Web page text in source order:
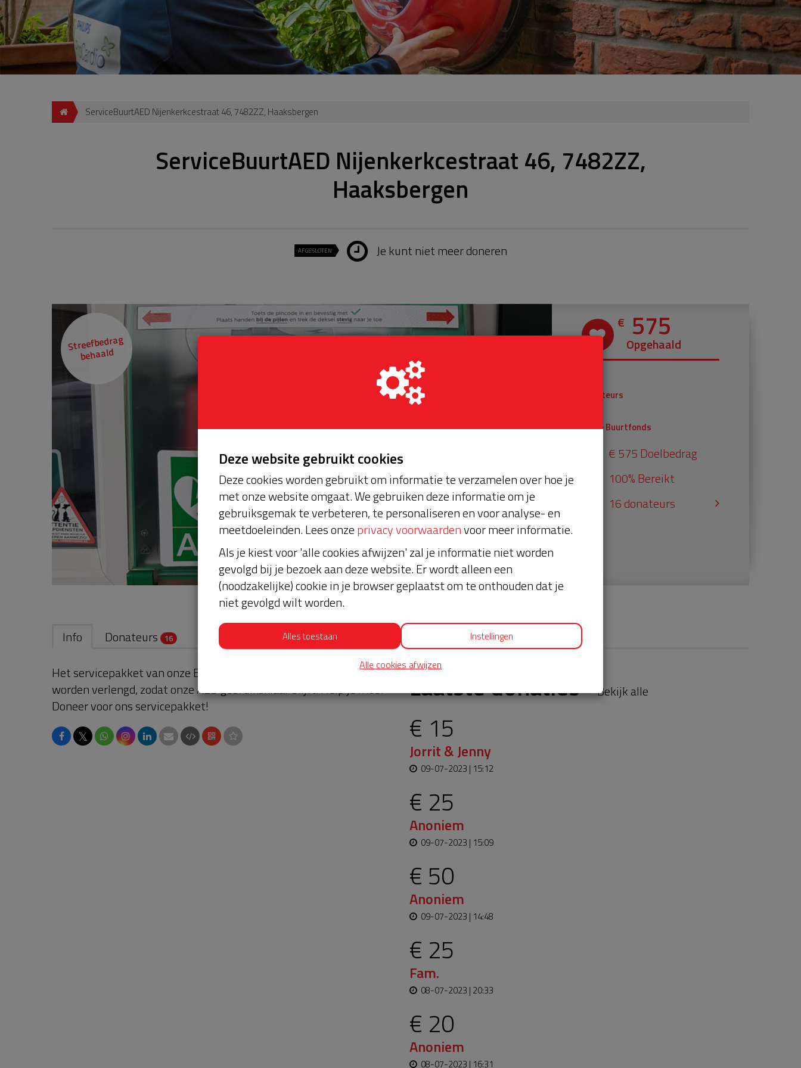
ServiceBuurtAED Nijenkerkcestraat 46, 7482ZZ, Haaksbergen
ServiceBuurtAED Nijenkerkcestraat 46, 7482ZZ,
Haaksbergen
AFGESLOTEN Je kunt niet meer doneren
Streefbedrag
behaald
€ 575
Opgehaald
Donateurs
Univé Buurtfonds
€ 575 Doelbedrag
100% Bereikt
16 donateurs
Info Donateurs 16
Het servicepakket van onze BuurtAED verloopt bijna en moet
worden verlengd, zodat onze AED gebruiksklaar blijft. Help je mee?
Doneer voor ons servicepakket!
𝕏
Laatste donaties Bekijk alle
€ 15
Jorrit & Jenny
09-07-2023 | 15:12
€ 25
Anoniem
09-07-2023 | 15:09
€ 50
Anoniem
09-07-2023 | 14:48
€ 25
Fam.
08-07-2023 | 20:33
€ 20
Anoniem
08-07-2023 | 16:31
Deze website gebruikt cookies
Deze cookies worden gebruikt om informatie te verzamelen over hoe je
met onze website omgaat. We gebruiken deze informatie om je
gebruiksgemak te verbeteren, te personaliseren en voor analyse- en
meetdoeleinden. Lees onzeprivacy voorwaardenvoor meer informatie.
Als je kiest voor 'alle cookies afwijzen' zal je informatie niet worden
gevolgd bij je bezoek aan deze website. Er wordt alleen een
(noodzakelijke) cookie in je browser geplaatst om te onthouden dat je
niet gevolgd wilt worden.
Alles toestaan Instellingen
Alle cookies afwijzen